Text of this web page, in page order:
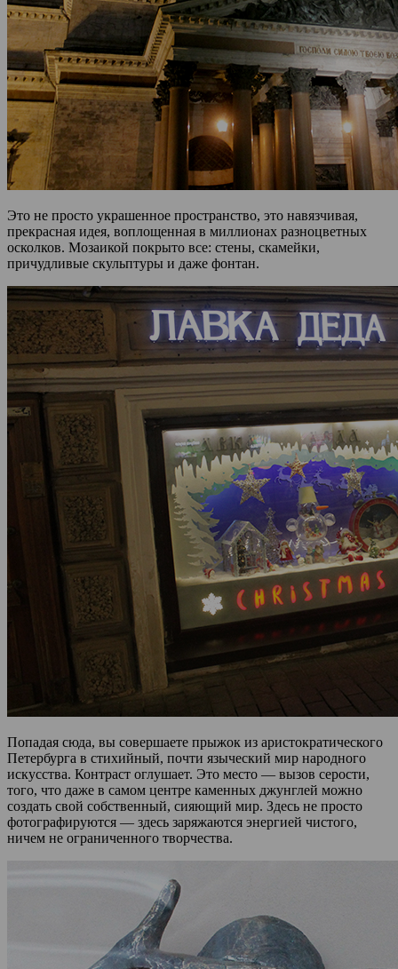
Это не просто украшенное пространство, это навязчивая,
прекрасная идея, воплощенная в миллионах разноцветных
осколков. Мозаикой покрыто все: стены, скамейки,
причудливые скульптуры и даже фонтан.
Попадая сюда, вы совершаете прыжок из аристократического
Петербурга в стихийный, почти языческий мир народного
искусства. Контраст оглушает. Это место — вызов серости,
того, что даже в самом центре каменных джунглей можно
создать свой собственный, сияющий мир. Здесь не просто
фотографируются — здесь заряжаются энергией чистого,
ничем не ограниченного творчества.